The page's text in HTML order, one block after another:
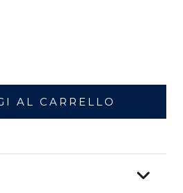
AL CARRELLO